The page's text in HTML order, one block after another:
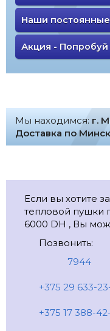
Наши
Акция - Попробуй
Мы находимся: г.
Доставка по
Если вы хотите
тепловой пушки
6000 DH , Вы
Позвонить:
7944
+375 29 633-
+375 17 388-